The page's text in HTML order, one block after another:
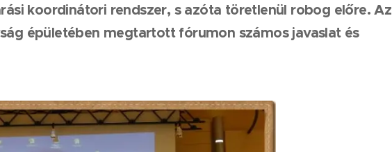
koordinátori rendszer, s azóta töretlenül robog előre. Az
épületében megtartott fórumon számos javaslat és